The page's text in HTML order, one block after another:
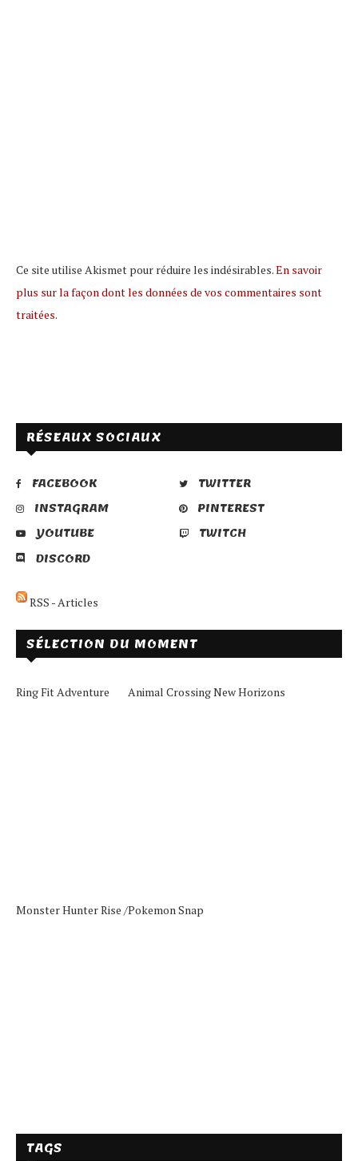
Ce site utilise Akismet pour réduire les indésirables.En savoir
plus sur la façon dont les données de vos commentaires sont
traitées.
RÉSEAUX SOCIAUX
FACEBOOK
TWITTER
INSTAGRAM
PINTEREST
YOUTUBE
TWITCH
DISCORD
RSS - Articles
SÉLECTION DU MOMENT
Ring Fit Adventure Animal Crossing New Horizons
Monster Hunter Rise /Pokemon Snap
TAGS